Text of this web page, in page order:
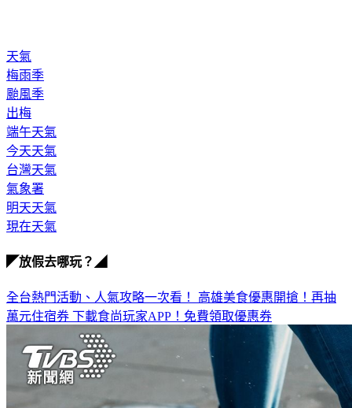
天氣
梅雨季
颱風季
出梅
端午天氣
今天天氣
台灣天氣
氣象署
明天天氣
現在天氣
◤放假去哪玩？◢
全台熱門活動、人氣攻略一次看！ 高雄美食優惠開搶！再抽
萬元住宿券 下載食尚玩家APP！免費領取優惠券